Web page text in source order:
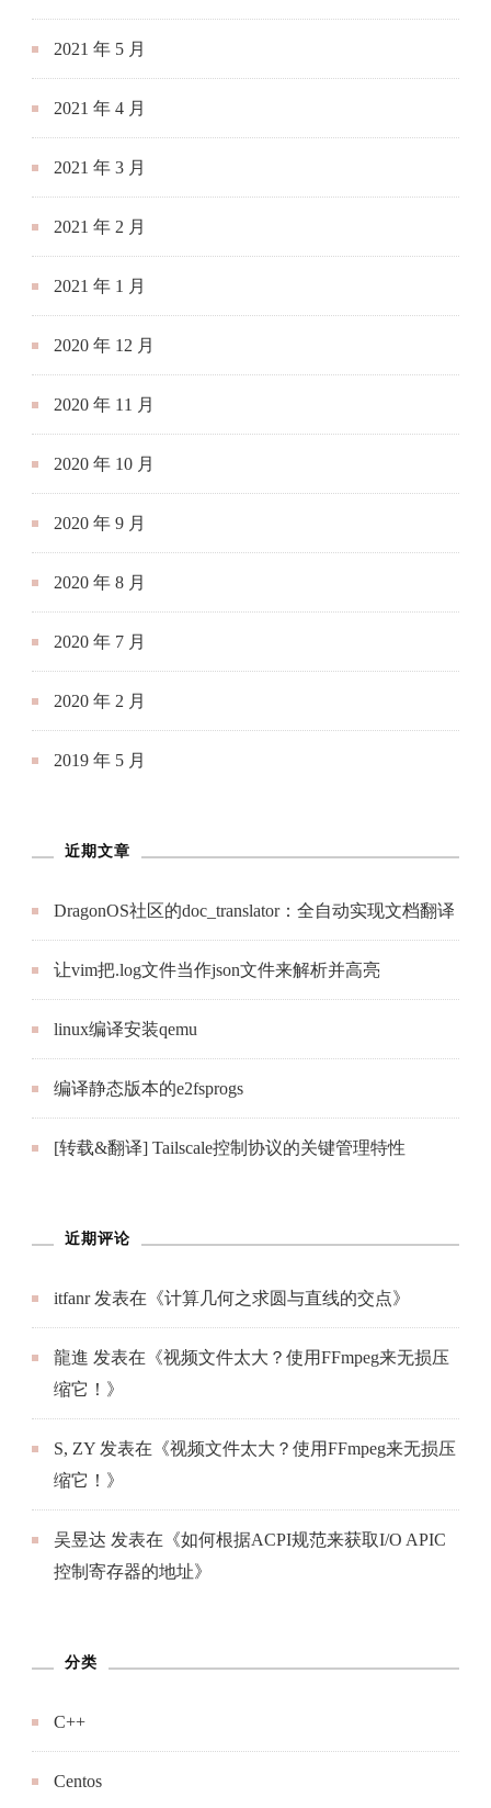
2021 年 5 月
2021 年 4 月
2021 年 3 月
2021 年 2 月
2021 年 1 月
2020 年 12 月
2020 年 11 月
2020 年 10 月
2020 年 9 月
2020 年 8 月
2020 年 7 月
2020 年 2 月
2019 年 5 月
近期文章
DragonOS社区的doc_translator：全自动实现文档翻译
让vim把.log文件当作json文件来解析并高亮
linux编译安装qemu
编译静态版本的e2fsprogs
[转载&翻译] Tailscale控制协议的关键管理特性
近期评论
itfanr发表在《计算几何之求圆与直线的交点》
龍進 发表在《视频文件太大？使用FFmpeg来无损压
缩它！ 》
S, ZY 发表在《视频文件太大？使用FFmpeg来无损压
缩它！ 》
吴昱达 发表在《如何根据ACPI规范来获取I/O APIC
控制寄存器的地址》
分类
C++
Centos